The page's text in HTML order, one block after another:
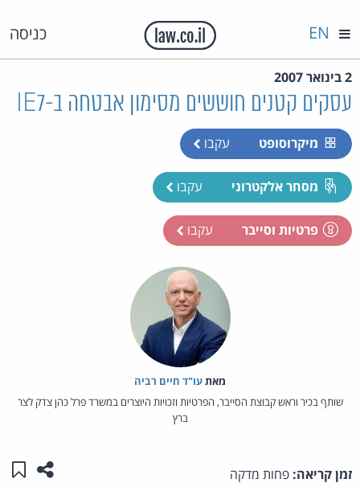
כניסה EN
2 בינואר 2007
עסקים קטנים חוששים מסימון אבטחה ב-IE7
מיקרוסופט עקבו
מסחר אלקטרוני עקבו
פרטיות וסייבר עקבו
מאת‏עו"ד חיים רביה
שותף בכיר וראש קבוצת הסייבר, הפרטיות וזכויות היוצרים במשרד פרל כהן צדק לצר
ברץ
זמן קריאה: פחות מדקה שתפו